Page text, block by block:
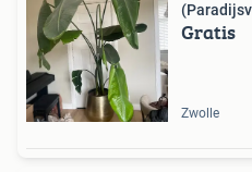
Gratis
Zwolle